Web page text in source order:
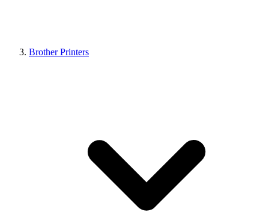
Brother Printers